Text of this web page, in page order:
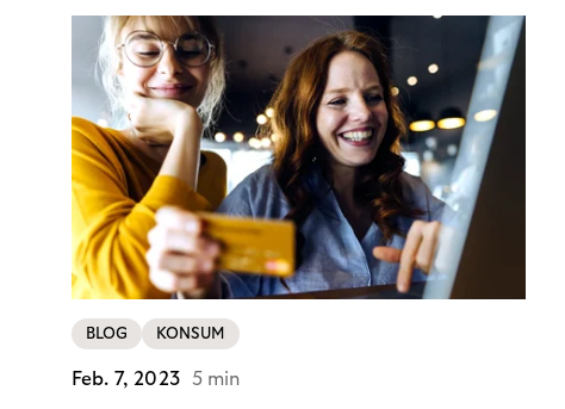
BLOG KONSUM
Feb. 7, 2023 5 min